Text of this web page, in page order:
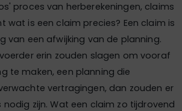
proces van herberekeningen, claims
wat is een claim precies? Een claim is
van een afwijking van de planning.
erin zouden slagen om vooraf
te maken, een planning die
vertragingen, dan zouden er
zijn. Wat een claim zo tijdrovend